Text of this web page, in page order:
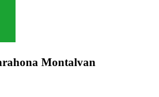
Montalvan